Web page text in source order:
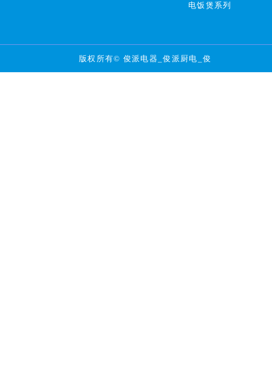
电饭煲系列
版权所有© 俊派电器_俊派厨电_俊